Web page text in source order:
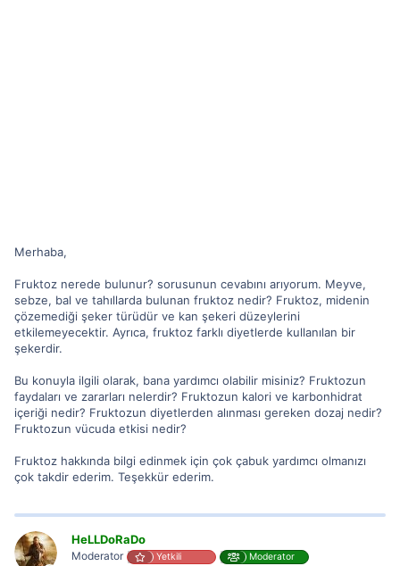
Merhaba,
Fruktoz nerede bulunur? sorusunun cevabını arıyorum. Meyve,
sebze, bal ve tahıllarda bulunan fruktoz nedir? Fruktoz, midenin
çözemediği şeker türüdür ve kan şekeri düzeylerini
etkilemeyecektir. Ayrıca, fruktoz farklı diyetlerde kullanılan bir
şekerdir.
Bu konuyla ilgili olarak, bana yardımcı olabilir misiniz? Fruktozun
faydaları ve zararları nelerdir? Fruktozun kalori ve karbonhidrat
içeriği nedir? Fruktozun diyetlerden alınması gereken dozaj nedir?
Fruktozun vücuda etkisi nedir?
Fruktoz hakkında bilgi edinmek için çok çabuk yardımcı olmanızı
çok takdir ederim. Teşekkür ederim.
HeLLDoRaDo
Moderator Yetkili
Moderator